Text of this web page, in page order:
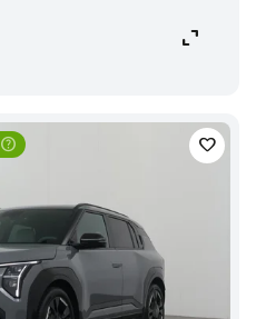
expand_content
favorite
help_outline